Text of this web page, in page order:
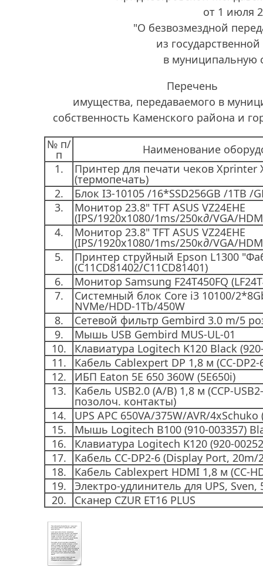
от 1 июля
"О безвозмездной
из
в муниципальную
Перечень
имущества, передаваемого в
собственность Каменского района и
№ п/
п
Наименование
1.
Принтер для печати чеков Xprinter
(термопечать)
2.
Блок I3-10105 /16*SSD256GB /1TB /
3.
Монитор 23.8" TFT ASUS VZ24EHE
(IPS/1920x1080/1ms/250кд/VGA/
4.
Монитор 23.8" TFT ASUS VZ24EHE
(IPS/1920x1080/1ms/250кд/VGA/
5.
Принтер струйный Epson L1300
(C11CD81402/C11CD81401)
6.
Монитор Samsung F24T450FQ
7.
Системный блок Core i3 10100/
NVMe/HDD-1Tb/450W
8.
Сетевой фильтр Gembird 3.0 m/5
9.
Мышь USB Gembird MUS-UL-01
10.
Клавиатура Logitech K120 Black
11.
Кабель Cablexpert DP 1,8 м (CC-DP2-
12.
ИБП Eaton 5E 650 360W (5E650i)
13.
Кабель USB2.0 (A/B) 1,8 м (CCP-
позолоч. контакты)
14.
UPS APC 650VA/375W/AVR/4xSchuko
15.
Мышь Logitech B100 (910-003357)
16.
Клавиатура Logitech K120 (920-
17.
Кабель СС-DP2-6 (Display Port, 20m/
18.
Кабель Cablexpert HDMI 1,8 м (CC-
19.
Электро-удлинитель для UPS, Sven,
20.
Сканер CZUR ET16 PLUS